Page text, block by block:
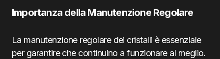
Importanza della Manutenzione Regolare
La manutenzione regolare dei cristalli è essenziale
per garantire che continuino a funzionare al meglio.